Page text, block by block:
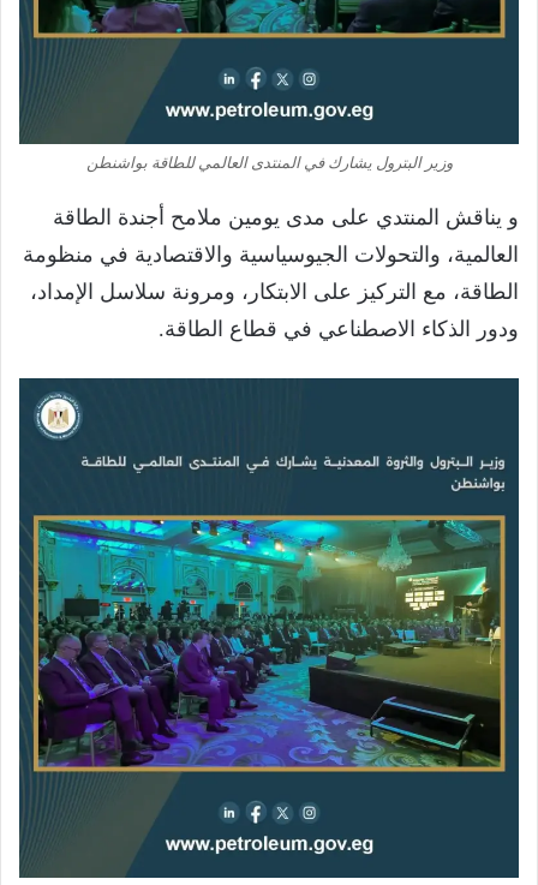
وزير البترول يشارك في المنتدى العالمي للطاقة بواشنطن
و يناقش المنتدي على مدى يومين ملامح أجندة الطاقة
العالمية، والتحولات الجيوسياسية والاقتصادية في منظومة
الطاقة، مع التركيز على الابتكار، ومرونة سلاسل الإمداد،
ودور الذكاء الاصطناعي في قطاع الطاقة.